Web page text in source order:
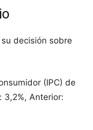
decisión sobre
(IPC) de
3,2%, Anterior: